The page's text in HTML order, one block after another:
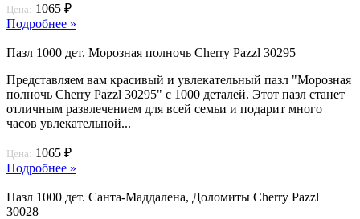
Цена: 1065 ₽
Подробнее »
Пазл 1000 дет. Морозная полночь Cherry Pazzl 30295
Представляем вам красивый и увлекательный пазл "Морозная
полночь Cherry Pazzl 30295" с 1000 деталей. Этот пазл станет
отличным развлечением для всей семьи и подарит много
часов увлекательной...
Цена: 1065 ₽
Подробнее »
Пазл 1000 дет. Санта-Маддалена, Доломиты Cherry Pazzl
30028